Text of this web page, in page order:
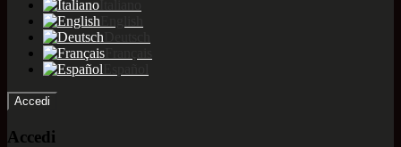
Accedi
Accedi